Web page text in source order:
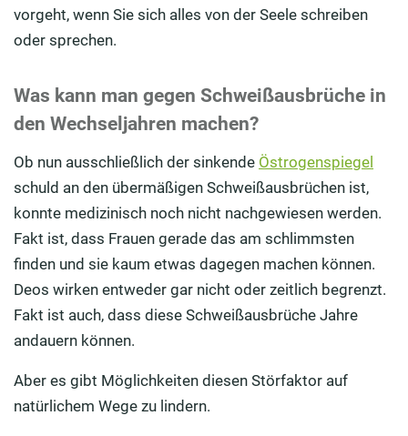
vorgeht, wenn Sie sich alles von der Seele schreiben
oder sprechen.
Was kann man gegen Schweißausbrüche in
den Wechseljahren machen?
Ob nun ausschließlich der sinkende Östrogenspiegel
schuld an den übermäßigen Schweißausbrüchen ist,
konnte medizinisch noch nicht nachgewiesen werden.
Fakt ist, dass Frauen gerade das am schlimmsten
finden und sie kaum etwas dagegen machen können.
Deos wirken entweder gar nicht oder zeitlich begrenzt.
Fakt ist auch, dass diese Schweißausbrüche Jahre
andauern können.
Aber es gibt Möglichkeiten diesen Störfaktor auf
natürlichem Wege zu lindern.